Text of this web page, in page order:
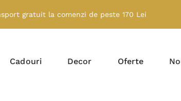
gratuit la comenzi de peste 170 Lei
Cadouri Decor Oferte